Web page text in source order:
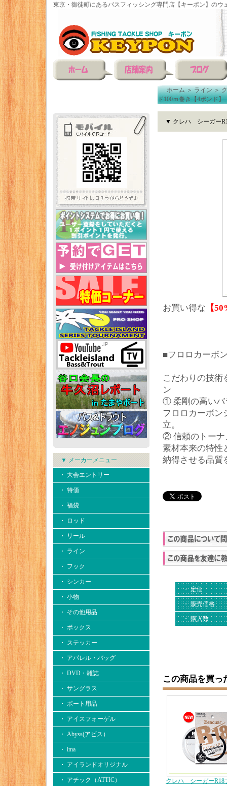
東京・御徒町にあるバスフィッシング専門店【キーポン】のウ
▼ メーカーメニュー
・ 大会エントリー
・ 特価
・ 福袋
・ ロッド
・ リール
・ ライン
・ フック
・ シンカー
・ 小物
・ その他用品
・ ボックス
・ ステッカー
・ アパレル・バッグ
・ DVD・雑誌
・ サングラス
・ ボート用品
・ アイスフォーゲル
・ Abyss(アビス）
・ ima
・ アイランドオリジナル
・ アチック（ATTIC）
ホーム＞ライン＞
ド100ｍ巻き【4ポンド】
▼ クレハ シーガー
お買い得な 【
■フロロカーボ
こだわりの技術
ン
① 柔剛の高いバ
フロロカーボン
立。
② 信頼のトーナ
素材本来の特性
納得させる品質
・ 定価
・ 販売価格
・ 購入数
この商品を買っ
クレハ シーガーR18